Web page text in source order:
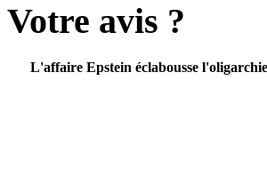
Votre avis ?
L'affaire Epstein éclabousse